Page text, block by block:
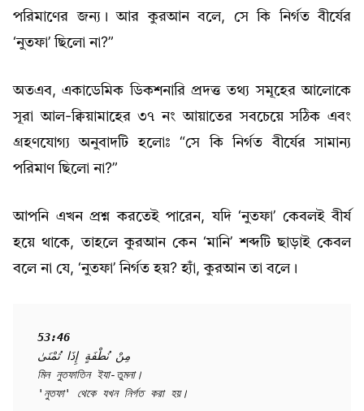
পরিমাণের জন্য। আর কুরআন বলে, সে কি নির্গত বীর্যের
‘নুতফা’ ছিলো না?”
অতএব, একাডেমিক ডিকশনারি প্রদত্ত তথ্য সমূহের আলোকে
সূরা আল-ক্বিয়ামাহের ৩৭ নং আয়াতের সবচেয়ে সঠিক এবং
গ্রহণযোগ্য অনুবাদটি হলোঃ “সে কি নির্গত বীর্যের সামান্য
পরিমাণ ছিলো না?”
আপনি এখন প্রশ্ন করতেই পারেন, যদি ‘নুতফা’ কেবলই বীর্য
হয়ে থাকে, তাহলে কুরআন কেন ‘মানি’ শব্দটি ছাড়াই কেবল
বলে না যে, ‘নুতফা’ নির্গত হয়? হ্যাঁ, কুরআন তা বলে।
53:46
مِنْ نُطْفَةٍ إِذَا تُمْنَىٰ
মিন নুতফাতিন ইযা-তুমনা।
'নুতফা' থেকে যখন নির্গত করা হয়।